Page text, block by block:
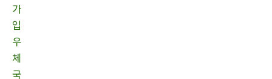
가
입
우
체
국